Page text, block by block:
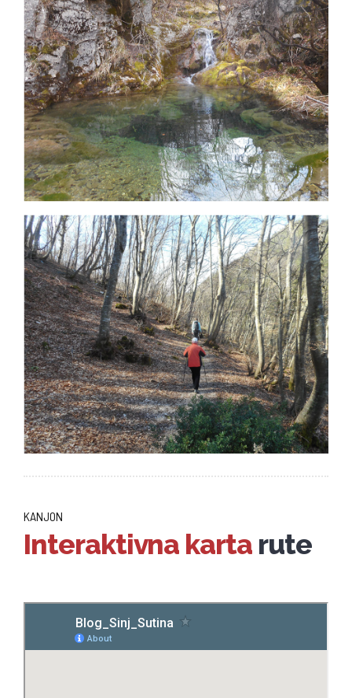
KANJON
Interaktivna karta rute